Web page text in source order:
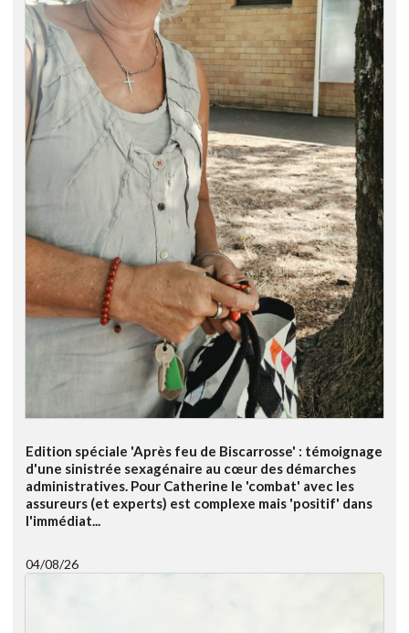
Edition spéciale 'Après feu de Biscarrosse' : témoignage
d'une sinistrée sexagénaire au cœur des démarches
administratives. Pour Catherine le 'combat' avec les
assureurs (et experts) est complexe mais 'positif' dans
l'immédiat...
04/08/26